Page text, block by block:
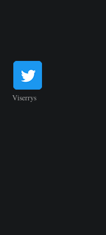
Viserrys